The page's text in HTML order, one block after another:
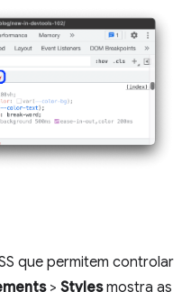
que permitem controlar
> Stylesmostra as